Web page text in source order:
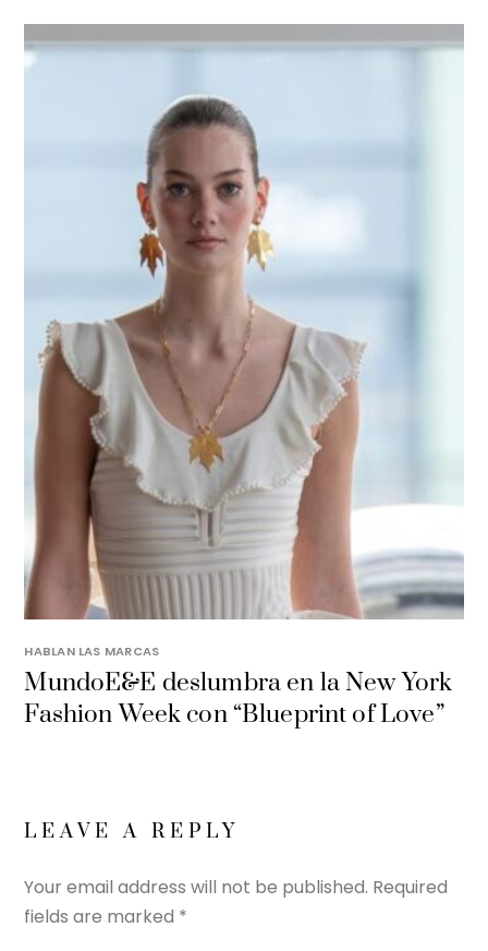
HABLAN LAS MARCAS
MundoE&E deslumbra en la New York
Fashion Week con “Blueprint of Love”
LEAVE A REPLY
Your email address will not be published. Required
fields are marked *